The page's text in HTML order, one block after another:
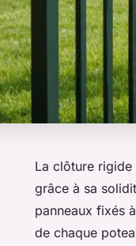
La clôture
grâce à sa
panneaux fixés
de chaque